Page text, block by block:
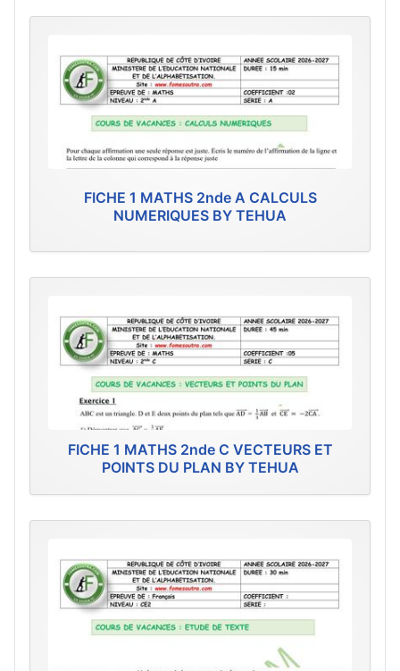
FICHE 1 MATHS 2nde A CALCULS
NUMERIQUES BY TEHUA
FICHE 1 MATHS 2nde C VECTEURS ET
POINTS DU PLAN BY TEHUA